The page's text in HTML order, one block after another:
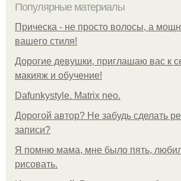
Популярные материалы
Прическа - не просто волосы, а
вашего стиля!
Дорогие девушки, приглашаю вас к
макияж и обучение!
Dafunkystyle. Matrix neo.
Дорогой автор? Не забудь сделать
записи?
Я помню мама, мне было пять,
рисовать.